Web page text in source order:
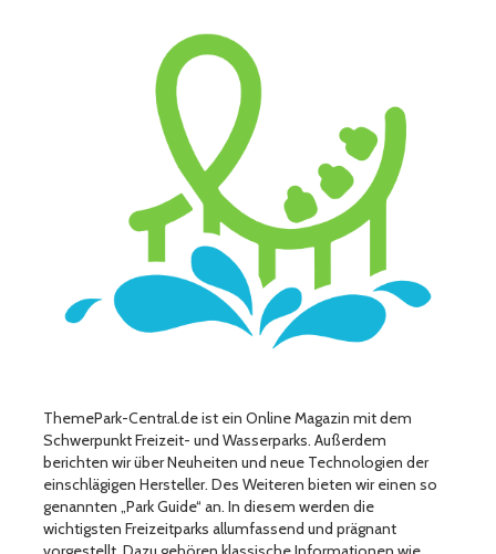
ThemePark-Central.de ist ein Online Magazin mit dem
Schwerpunkt Freizeit- und Wasserparks. Außerdem
berichten wir über Neuheiten und neue Technologien der
einschlägigen Hersteller. Des Weiteren bieten wir einen so
genannten „Park Guide“ an. In diesem werden die
wichtigsten Freizeitparks allumfassend und prägnant